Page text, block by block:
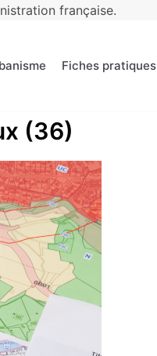
française.
Fiches pratiques
(36)